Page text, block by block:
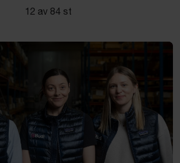
12 av 84 st